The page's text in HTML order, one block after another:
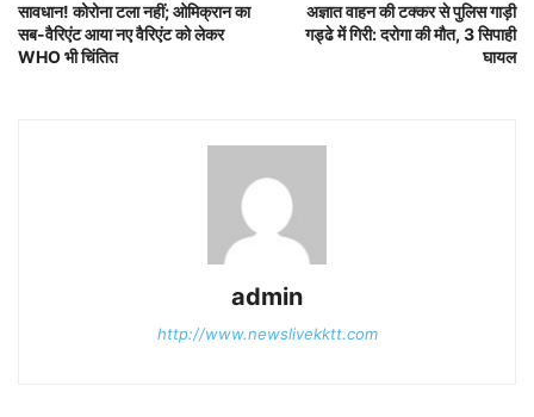
सावधान! कोरोना टला नहीं; ओमिक्रान का
सब-वैरिएंट आया नए वैरिएंट को लेकर
WHO भी चिंतित
अज्ञात वाहन की टक्कर से पुलिस गाड़ी
गड्ढे में गिरी: दरोगा की मौत, 3 सिपाही
घायल
admin
http://www.newslivekktt.com